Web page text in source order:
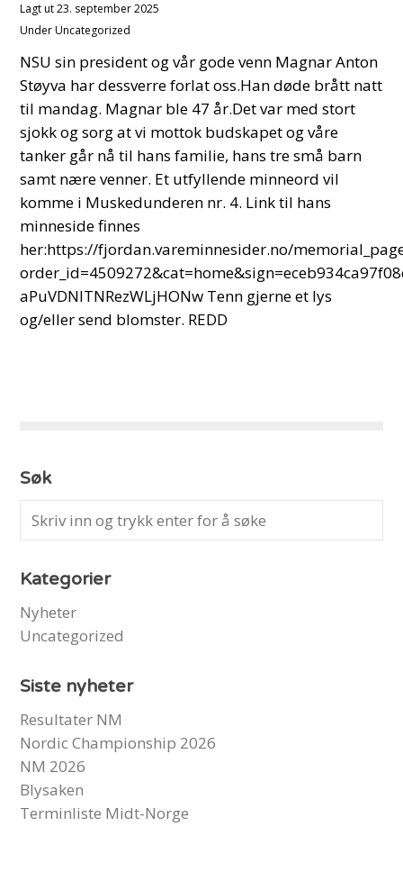
Lagt ut23. september 2025
UnderUncategorized
NSU sin president og vår gode venn Magnar Anton
Støyva har dessverre forlat oss.Han døde brått natt
til mandag. Magnar ble 47 år.Det var med stort
sjokk og sorg at vi mottok budskapet og våre
tanker går nå til hans familie, hans tre små barn
samt nære venner. Et utfyllende minneord vil
komme i Muskedunderen nr. 4. Link til hans
minneside finnes
her:https://fjordan.vareminnesider.no/
aPuVDNITNRezWLjHONw Tenn gjerne et lys
og/eller send blomster. REDD
Søk
Kategorier
Nyheter
Uncategorized
Siste nyheter
Resultater NM
Nordic Championship 2026
NM 2026
Blysaken
Terminliste Midt-Norge